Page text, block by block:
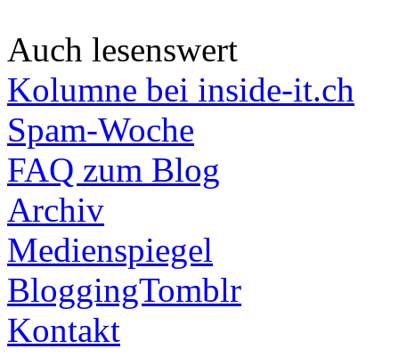
Auch lesenswert
Kolumne bei inside-it.ch
Spam-Woche
FAQ zum Blog
Archiv
Medienspiegel
BloggingTomblr
Kontakt